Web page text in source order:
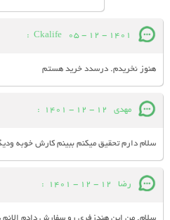
Ckalife 05 - 12 - 1401
:
هنوز نخریدم. درسدد خرید هستم
مهدی 12 - 12 - 1401
:
سلام دارم تحقیق میکنم ببینم کارش خوبه
رضا 12 - 12 - 1401
:
سلام. من این هندزفری رو سفارش دادم الانم